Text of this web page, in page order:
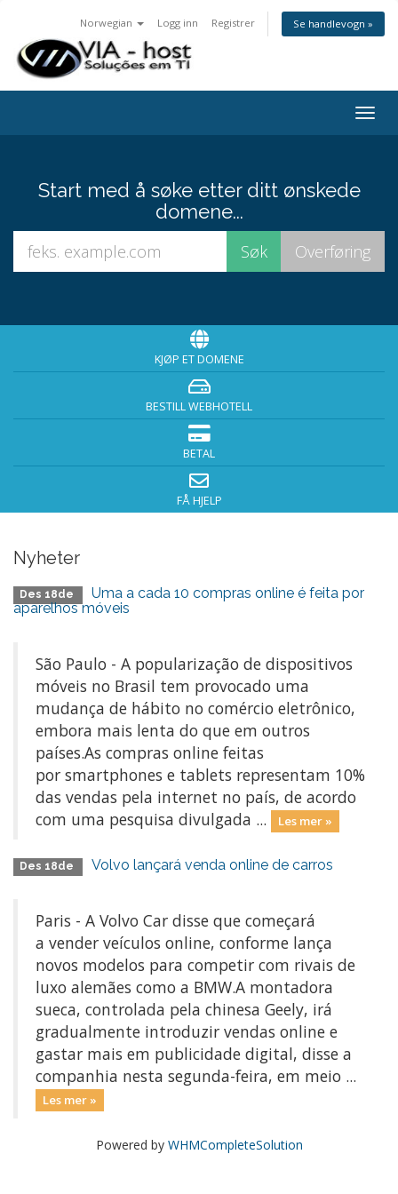
Norwegian Logg inn Registrer Se handlevogn »
Start med å søke etter ditt ønskede
domene...
KJØP ET DOMENE
BESTILL WEBHOTELL
BETAL
FÅ HJELP
Nyheter
Des 18de
Uma a cada 10 compras online é feita por
aparelhos móveis
São Paulo - A popularização de dispositivos
móveis no Brasil tem provocado uma
mudança de hábito no comércio eletrônico,
embora mais lenta do que em outros
países.As compras online feitas
por smartphones e tablets representam 10%
das vendas pela internet no país, de acordo
com uma pesquisa divulgada ...
Les mer »
Des 18de Volvo lançará venda online de carros
Paris - A Volvo Car disse que começará
a vender veículos online, conforme lança
novos modelos para competir com rivais de
luxo alemães como a BMW.A montadora
sueca, controlada pela chinesa Geely, irá
gradualmente introduzir vendas online e
gastar mais em publicidade digital, disse a
companhia nesta segunda-feira, em meio ...
Les mer »
Powered by WHMCompleteSolution